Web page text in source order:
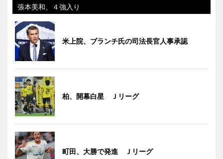
張本美和、４強入り
米上院、ブランチ氏の司法長官人事承認
柏、開幕白星 Ｊリーグ
町田、大勝で発進 Ｊリーグ